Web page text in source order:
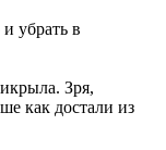
убрать в
Зря,
как достали из